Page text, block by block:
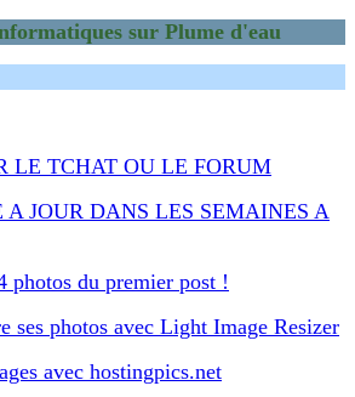
sur Plume d'eau
LE TCHAT OU LE FORUM
A JOUR DANS LES SEMAINES A
photos du premier post !
ses photos avec Light Image Resizer
avec hostingpics.net